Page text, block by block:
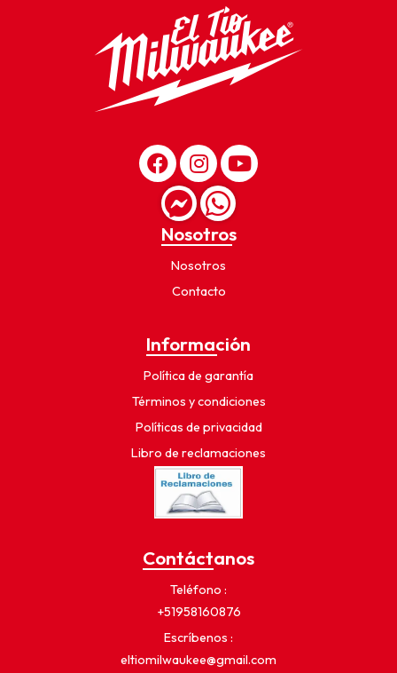
Nosotros
Nosotros
Contacto
Información
Política de garantía
Términos y condiciones
Políticas de privacidad
Libro de reclamaciones
Contáctanos
Teléfono
+51958160876
Escríbenos
eltiomilwaukee@gmail.com